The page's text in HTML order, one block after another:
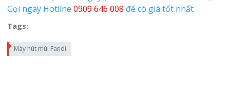
Gọi ngay Hotline 0909 646 008 để có giá tốt nhất
Tags:
Máy hút mùi Fandi